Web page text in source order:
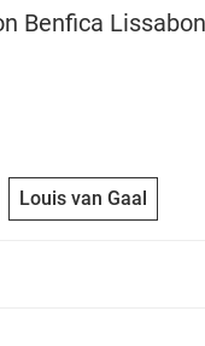
Benfica
Louis van Gaal